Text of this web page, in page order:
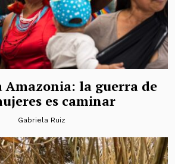
Amazonia: la guerra de
es caminar
Gabriela Ruiz